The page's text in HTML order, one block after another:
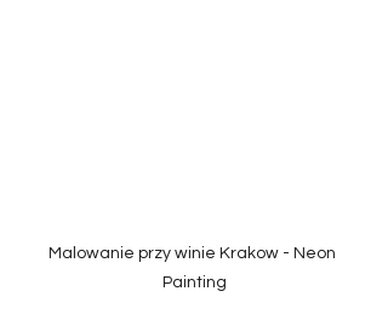
Malowanie przy winie Krakow - Neon
Painting